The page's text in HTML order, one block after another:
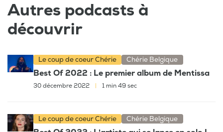
Autres podcasts à
découvrir
Le coup de coeur Chérie Chérie Belgique
Best Of 2022 : Le premier album de Mentissa
30 décembre 2022 1 min 49 sec
Le coup de coeur Chérie Chérie Belgique